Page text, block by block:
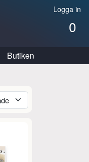
Logga in
0
Butiken